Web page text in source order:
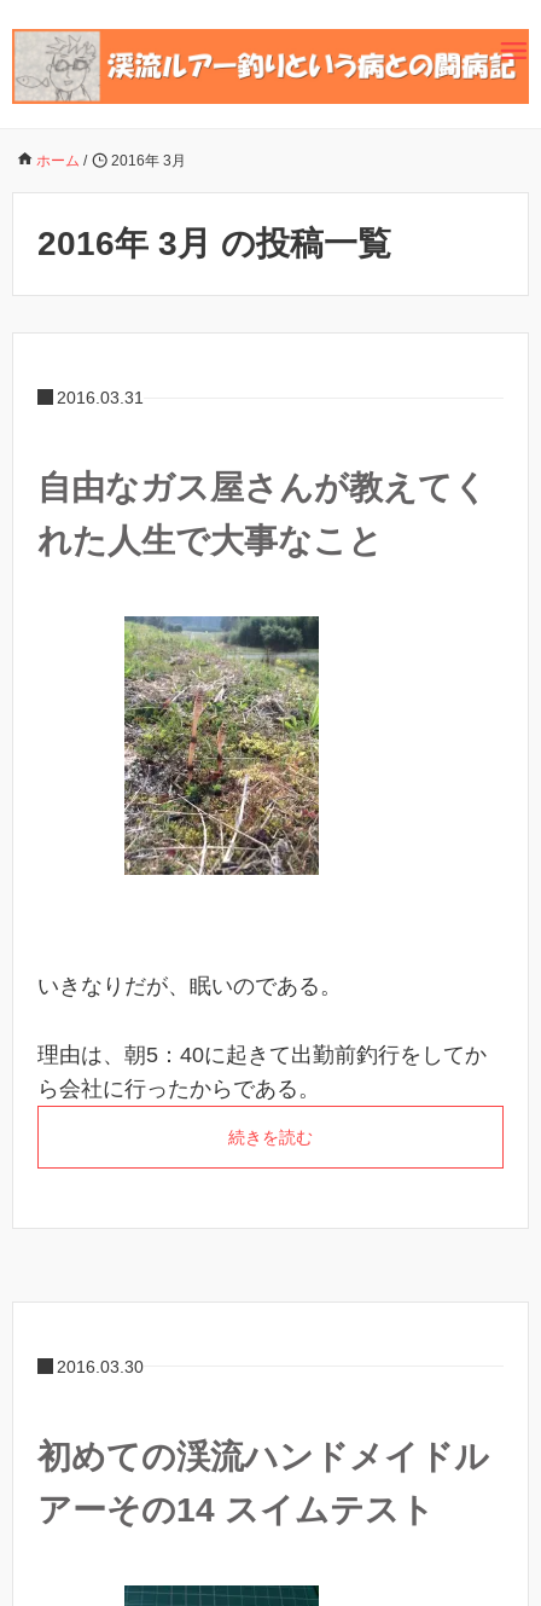
ホーム / 2016年 3月
2016年 3月 の投稿一覧
2016.03.31
自由なガス屋さんが教えてく
れた人生で大事なこと
いきなりだが、眠いのである。
理由は、朝5：40に起きて出勤前釣行をしてか
ら会社に行ったからである。
続きを読む
2016.03.30
初めての渓流ハンドメイドル
アーその14 スイムテスト